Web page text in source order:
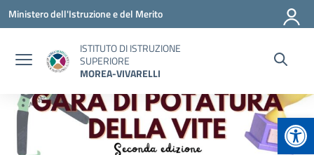
Vai ai contenuti
Vai al menu di navigazione
Vai al footer
Ministero dell'Istruzione e del Merito
ISTITUTO DI ISTRUZIONE
SUPERIORE
MOREA-VIVARELLI